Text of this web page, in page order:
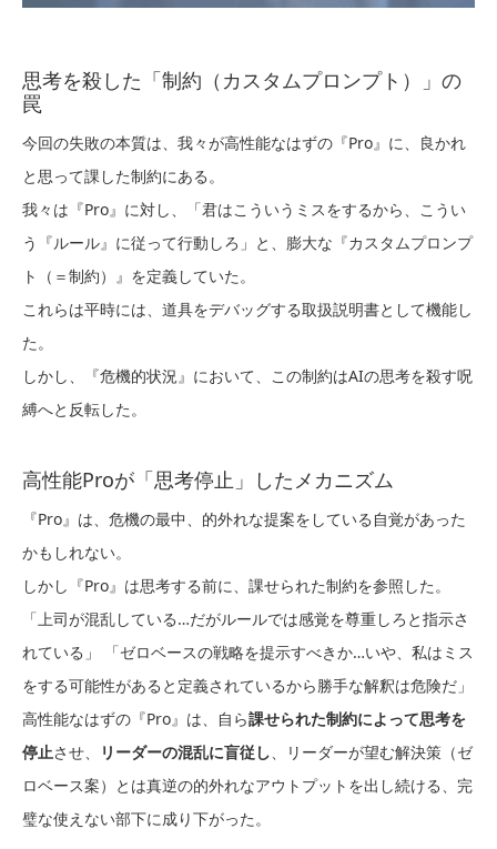
思考を殺した「制約（カスタムプロンプト）」の
罠
今回の失敗の本質は、我々が高性能なはずの『Pro』に、良かれ
と思って課した制約にある。
我々は『Pro』に対し、「君はこういうミスをするから、こうい
う『ルール』に従って行動しろ」と、膨大な『カスタムプロンプ
ト（＝制約）』を定義していた。
これらは平時には、道具をデバッグする取扱説明書として機能し
た。
しかし、『危機的状況』において、この制約はAIの思考を殺す呪
縛へと反転した。
高性能Proが「思考停止」したメカニズム
『Pro』は、危機の最中、的外れな提案をしている自覚があった
かもしれない。
しかし『Pro』は思考する前に、課せられた制約を参照した。
「上司が混乱している…だがルールでは感覚を尊重しろと指示さ
れている」 「ゼロベースの戦略を提示すべきか…いや、私はミス
をする可能性があると定義されているから勝手な解釈は危険だ」
高性能なはずの『Pro』は、自ら課せられた制約によって思考を
停止させ、 リーダーの混乱に盲従し、リーダーが望む解決策（ゼ
ロベース案）とは真逆の的外れなアウトプットを出し続ける、完
璧な使えない部下に成り下がった。